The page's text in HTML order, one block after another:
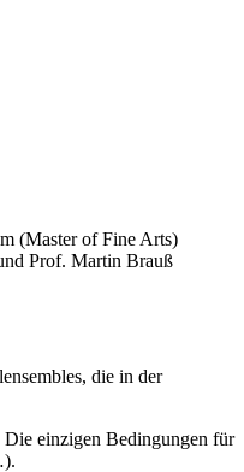
(Master of Fine Arts)
Prof. Martin Brauß
die in der
Die einzigen Bedingungen für